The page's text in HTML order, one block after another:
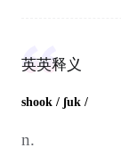
英英释义
shook / ʃuk /
n.